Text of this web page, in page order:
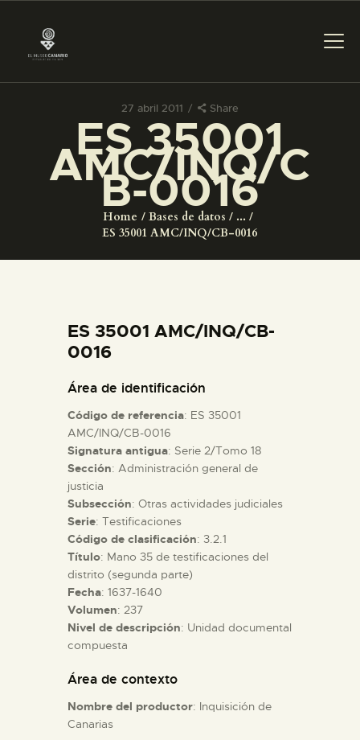
27 abril 2011 Share
ES 35001
AMC/INQ/C
B-0016
Home Bases de datos
...
ES 35001 AMC/INQ/CB-0016
PREPARAR LA VISITA
ACTIVIDADES
COLECCIONES
ESPAÑOL
PREPARAR LA VISITA
ACTIVIDADES
█
EL MUSEO
DIDÁCTICA
ES 35001 AMC/INQ/CB-
0016
Área de identificación
Código de referencia: ES 35001
AMC/INQ/CB-0016
Signatura antigua: Serie 2/Tomo 18
Sección: Administración general de
justicia
Subsección: Otras actividades judiciales
Serie: Testificaciones
Código de clasificación: 3.2.1
Título: Mano 35 de testificaciones del
distrito (segunda parte)
Fecha: 1637-1640
Volumen: 237
Nivel de descripción: Unidad documental
compuesta
Área de contexto
Nombre del productor: Inquisición de
Canarias